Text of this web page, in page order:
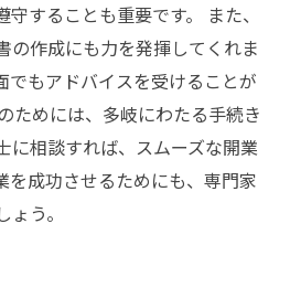
することも重要です。 また、
の作成にも力を発揮してくれま
でもアドバイスを受けることが
ためには、多岐にわたる手続き
に相談すれば、スムーズな開業
を成功させるためにも、専門家
う。